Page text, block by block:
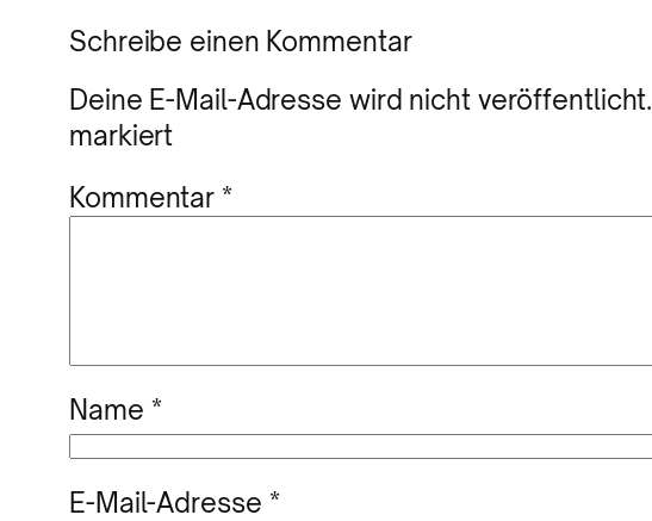
Schreibe einen Kommentar
Deine E-Mail-Adresse wird nicht veröffentlicht.
markiert
Kommentar *
Name *
E-Mail-Adresse *